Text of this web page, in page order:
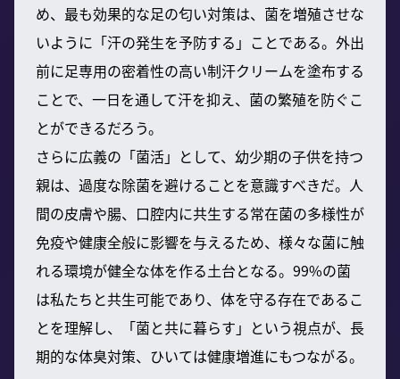
め、最も効果的な足の匂い対策は、菌を増殖させな
いように「汗の発生を予防する」ことである。外出
前に足専用の密着性の高い制汗クリームを塗布する
ことで、一日を通して汗を抑え、菌の繁殖を防ぐこ
とができるだろう。
さらに広義の「菌活」として、幼少期の子供を持つ
親は、過度な除菌を避けることを意識すべきだ。人
間の皮膚や腸、口腔内に共生する常在菌の多様性が
免疫や健康全般に影響を与えるため、様々な菌に触
れる環境が健全な体を作る土台となる。99%の菌
は私たちと共生可能であり、体を守る存在であるこ
とを理解し、「菌と共に暮らす」という視点が、長
期的な体臭対策、ひいては健康増進にもつながる。